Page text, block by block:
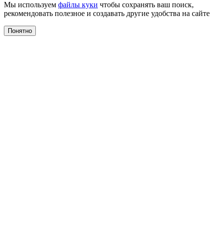
Мы используем файлы куки чтобы сохранять ваш поиск,
рекомендовать полезное и создавать другие удобства на сайте
Понятно